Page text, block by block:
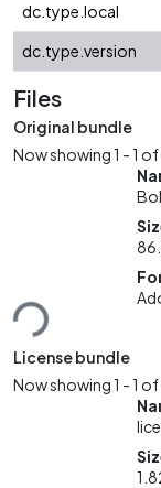
dc.type.local
dc.type.version
Files
Original bundle
Now showing1 - 1 of
License bundle
Now showing1 - 1 of